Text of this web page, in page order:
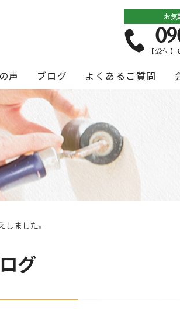
お気
【受付
声 ブログ よくあるご質問
ました。
グ